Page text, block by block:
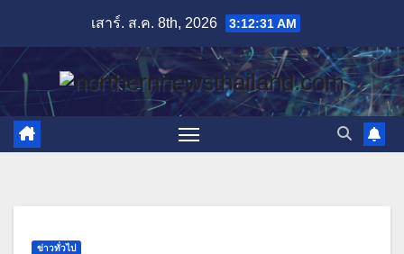
content
เสาร์. ส.ค. 8th, 2026 3:12:32 AM
ข่าวทั่วไป